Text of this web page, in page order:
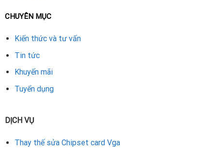
Nếu bạn đang tìm nơi
Nẵng, hãy chọn trung tâm có đội ngũ kỹ thuật viên giàu kinh
nghiệm, trang thiết bị hiện đại và linh kiện chính hãng. Đây là
hoạt động ổn định, mượt mà và an toàn lâu dài.
CHUYÊN MỤC
Kiến thức và tư vấn
Tin tức
Khuyến mãi
Tuyển dụng
DỊCH VỤ
Thay thế sửa Chipset card Vga